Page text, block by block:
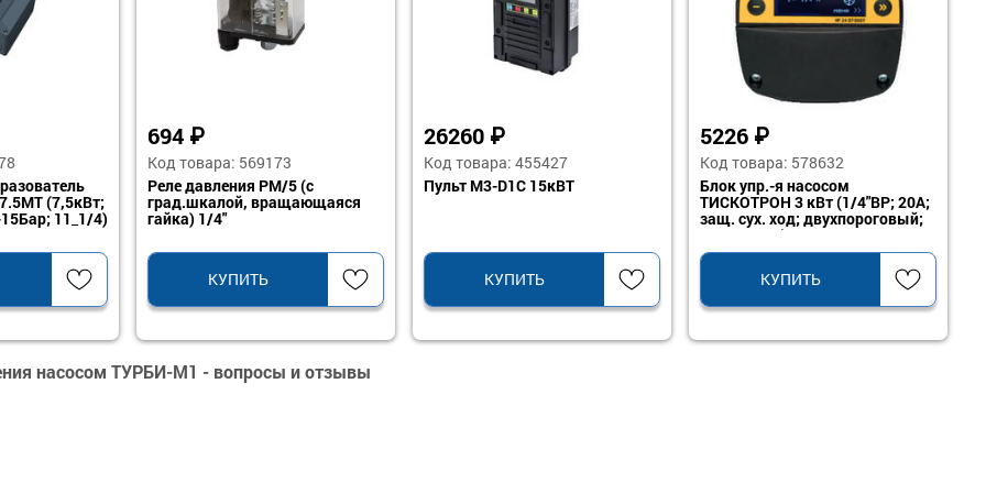
(7,5кВт;
11_1/4)
694 ₽
Код товара: 569173
Реле давления PM/5 (c
град.шкалой, вращающаяся
гайка) 1/4"
КУПИТЬ
26260 ₽
Код товара: 455427
Пульт М3-D1C 15кВТ
КУПИТЬ
5226 ₽
Код товара: 578632
Блок упр.-я насосом
ТИСКОТРОН 3 кВт (1/4"ВР; 20А;
защ. сух. ход; двухпороговый;
10Бар;IP65)
КУПИТЬ
насосом ТУРБИ-М1 - вопросы и отзывы